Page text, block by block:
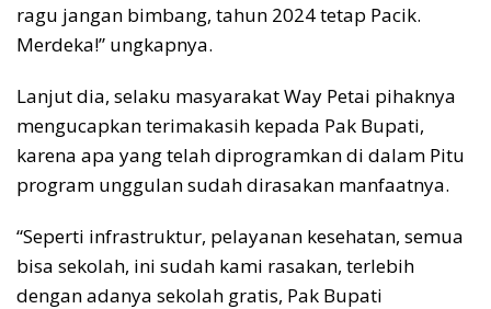
ragu jangan bimbang, tahun 2024 tetap Pacik.
Merdeka!” ungkapnya.
Lanjut dia, selaku masyarakat Way Petai pihaknya
mengucapkan terimakasih kepada Pak Bupati,
karena apa yang telah diprogramkan di dalam Pitu
program unggulan sudah dirasakan manfaatnya.
“Seperti infrastruktur, pelayanan kesehatan, semua
bisa sekolah, ini sudah kami rasakan, terlebih
dengan adanya sekolah gratis, Pak Bupati